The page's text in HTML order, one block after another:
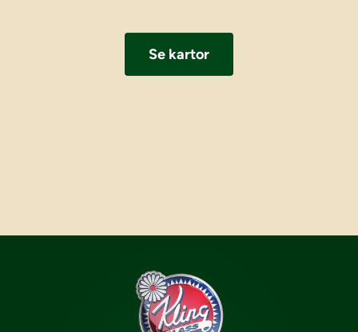
Se kartor